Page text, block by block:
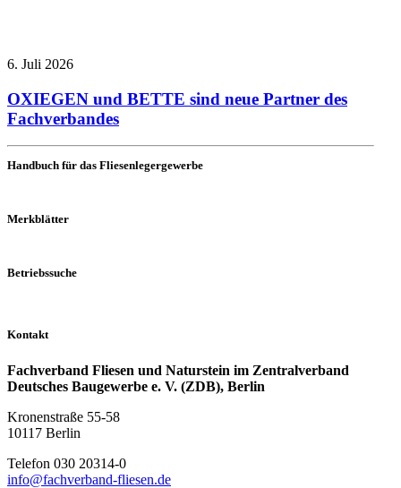
6. Juli 2026
OXIEGEN und BETTE sind neue Partner des
Fachverbandes
Handbuch für das Fliesenlegergewerbe
Merkblätter
Betriebssuche
Kontakt
Fachverband Fliesen und Naturstein im Zentralverband
Deutsches Baugewerbe e. V. (ZDB), Berlin
Kronenstraße 55-58
10117 Berlin
Telefon 030 20314-0
info@fachverband-fliesen.de